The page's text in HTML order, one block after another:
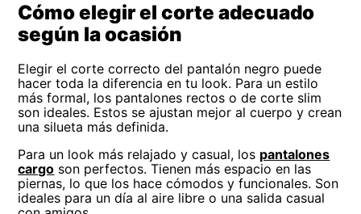
Cómo elegir el corte adecuado
según la ocasión
Elegir el corte correcto del pantalón negro puede
hacer toda la diferencia en tu look. Para un estilo
más formal, los pantalones rectos o de corte slim
son ideales. Estos se ajustan mejor al cuerpo y crean
una silueta más definida.
Para un look más relajado y casual, los pantalones
cargo son perfectos. Tienen más espacio en las
piernas, lo que los hace cómodos y funcionales. Son
ideales para un día al aire libre o una salida casual